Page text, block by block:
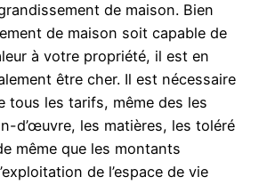
de maison. Bien
de maison soit capable de
à votre propriété, il est en
être cher. Il est nécessaire
tous les tarifs, même des les
d’œuvre, les matières, les toléré
même que les montants
de l’espace de vie